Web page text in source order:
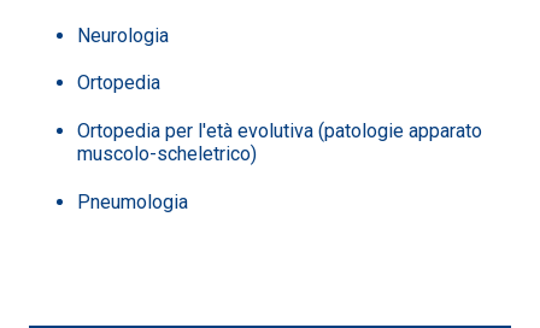
Neurologia
Ortopedia
Ortopedia per l'età evolutiva (patologie apparato
muscolo-scheletrico)
Pneumologia